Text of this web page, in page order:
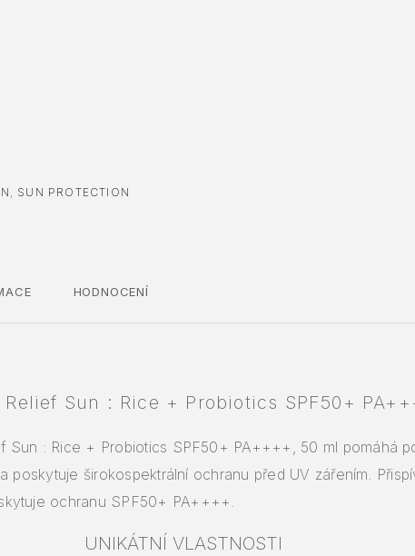
SUN PROTECTION
HODNOCENÍ
Sun : Rice + Probiotics SPF50+
Sun : Rice + Probiotics SPF50+ PA++++, 50 ml pomáhá
poskytuje širokospektrální ochranu před UV zářením.
ochranu SPF50+ PA++++.
UNIKÁTNÍ VLASTNOSTI